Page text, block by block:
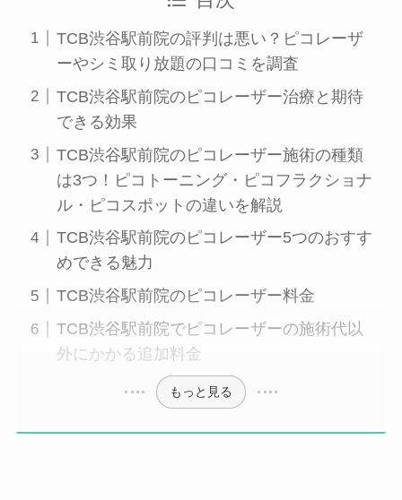
TCB渋谷駅前院の評判は悪い？ピコレーザ
ーやシミ取り放題の口コミを調査
TCB渋谷駅前院のピコレーザー治療と期待
できる効果
TCB渋谷駅前院のピコレーザー施術の種類
は3つ！ピコトーニング・ピコフラクショナ
ル・ピコスポットの違いを解説
TCB渋谷駅前院のピコレーザー5つのおすす
めできる魅力
TCB渋谷駅前院のピコレーザー料金
TCB渋谷駅前院でピコレーザーの施術代以
外にかかる追加料金
もっと見る